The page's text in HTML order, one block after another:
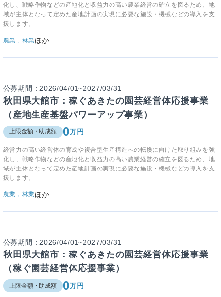
化し、戦略作物などの産地化と収益力の高い農業経営の確立を図るため、地
域が主体となって定めた産地計画の実現に必要な施設・機械などの導入を支
援します。
農業，林業ほか
公募期間：2026/04/01~2027/03/31
秋田県大館市：稼ぐあきたの園芸経営体応援事業
（産地生産基盤パワーアップ事業）
上限金額・助成額 0万円
経営力の高い経営体の育成や複合型生産構造への転換に向けた取り組みを強
化し、戦略作物などの産地化と収益力の高い農業経営の確立を図るため、地
域が主体となって定めた産地計画の実現に必要な施設・機械などの導入を支
援します。
農業，林業ほか
公募期間：2026/04/01~2027/03/31
秋田県大館市：稼ぐあきたの園芸経営体応援事業
（稼ぐ園芸経営体応援事業）
上限金額・助成額 0万円